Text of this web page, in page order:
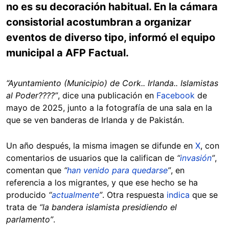
no es su decoración habitual. En la cámara
consistorial acostumbran a organizar
eventos de diverso tipo, informó el equipo
municipal a AFP Factual.
“Ayuntamiento (Municipio) de Cork.. Irlanda.. Islamistas
al Poder????”, dice una publicación en Facebook de
mayo de 2025, junto a la fotografía de una sala en la
que se ven banderas de Irlanda y de Pakistán.
Un año después, la misma imagen se difunde en X, con
comentarios de usuarios que la califican de “invasión”,
comentan que “han venido para quedarse”, en
referencia a los migrantes, y que ese hecho se ha
producido “actualmente”. Otra respuesta indica que se
trata de “la bandera islamista presidiendo el
parlamento”.